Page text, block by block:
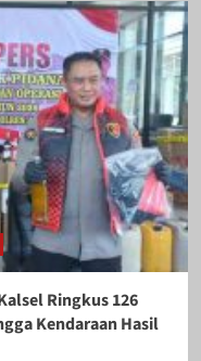
Ringkus 126
Kendaraan Hasil